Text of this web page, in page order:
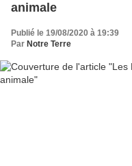
animale
Publié le 19/08/2020 à 19:39
Par Notre Terre